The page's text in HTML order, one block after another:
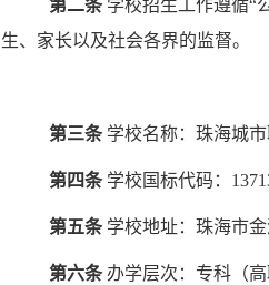
第二条 学校招生工作遵循“
生、家长以及社会各界的监督。
第三条 学校名称：珠海城
第四条 学校国标代码：
第五条 学校地址：珠海市
第六条 办学层次：专科（高